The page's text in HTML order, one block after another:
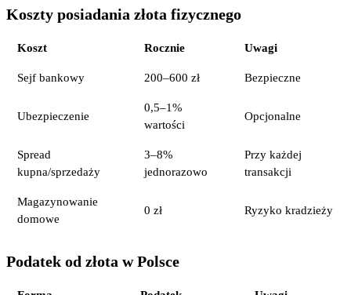
Koszty posiadania złota fizycznego
Koszt Rocznie Uwagi
Sejf bankowy 200–600 zł Bezpieczne
Ubezpieczenie
0,5–1%
wartości
Opcjonalne
Spread
kupna/sprzedaży
3–8%
jednorazowo
Przy każdej
transakcji
Magazynowanie
domowe
0 zł Ryzyko kradzieży
Podatek od złota w Polsce